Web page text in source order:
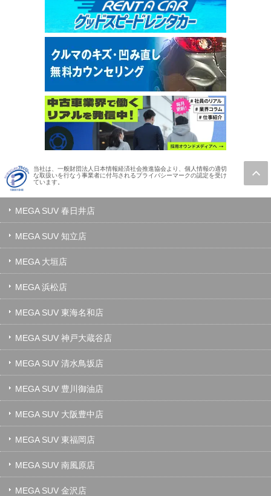
当社は、一般財団法人日本情報経済社会推進協会より、個人情報の適切
な取扱いを行なう事業者に付与されるプライバシーマークの認定を受け
ています。
MEGA SUV 春日井店
MEGA SUV 知立店
MEGA 大垣店
MEGA 浜松店
MEGA SUV 東海名和店
MEGA SUV 神戸大蔵谷店
MEGA SUV 清水鳥坂店
MEGA SUV 豊川御油店
MEGA SUV 大阪豊中店
MEGA SUV 東福岡店
MEGA SUV 南風原店
MEGA SUV 金沢店